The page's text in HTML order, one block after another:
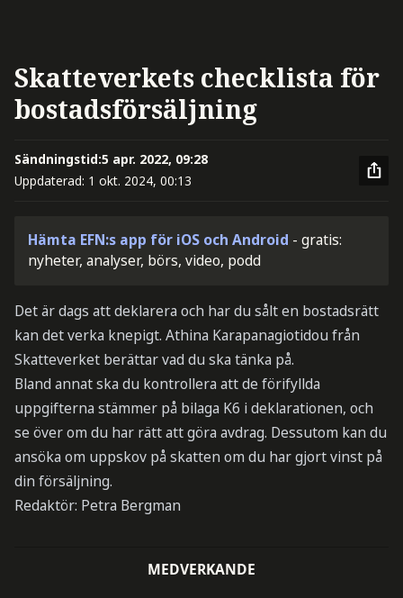
Skatteverkets checklista för
bostadsförsäljning
Sändningstid:5 apr. 2022, 09:28
Uppdaterad: 1 okt. 2024, 00:13
Hämta EFN:s app för iOS och Android - gratis:
nyheter, analyser, börs, video, podd
Det är dags att deklarera och har du sålt en bostadsrätt
kan det verka knepigt. Athina Karapanagiotidou från
Skatteverket berättar vad du ska tänka på.
Bland annat ska du kontrollera att de förifyllda
uppgifterna stämmer på bilaga K6 i deklarationen, och
se över om du har rätt att göra avdrag. Dessutom kan du
ansöka om uppskov på skatten om du har gjort vinst på
din försäljning.
Redaktör: Petra Bergman
MEDVERKANDE